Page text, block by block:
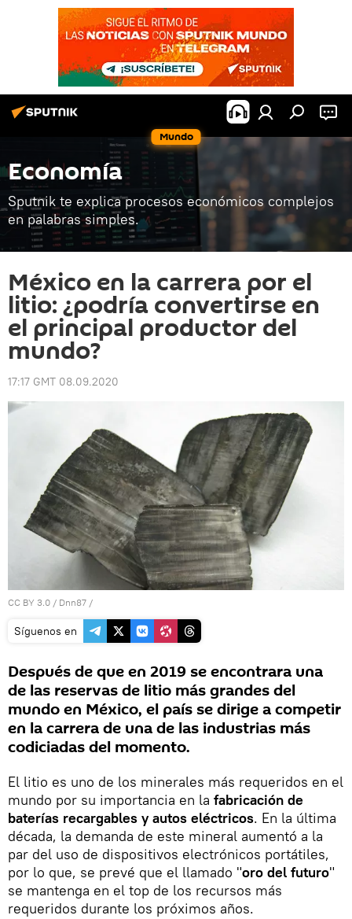
Mundo
Economía
Sputnik te explica procesos económicos complejos
en palabras simples.
México en la carrera por el
litio: ¿podría convertirse en
el principal productor del
mundo?
17:17 GMT 08.09.2020
CC BY 3.0 / Dnn87 /
Síguenos en
Después de que en 2019 se encontrara una
de las reservas de litio más grandes del
mundo en México, el país se dirige a competir
en la carrera de una de las industrias más
codiciadas del momento.
El litio es uno de los minerales más requeridos en el
mundo por su importancia en la fabricación de
baterías recargables y autos eléctricos. En la última
década, la demanda de este mineral aumentó a la
par del uso de dispositivos electrónicos portátiles,
por lo que, se prevé que el llamado "oro del futuro"
se mantenga en el top de los recursos más
requeridos durante los próximos años.